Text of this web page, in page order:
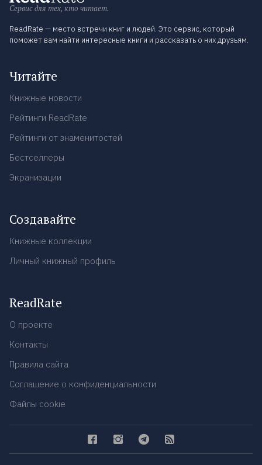
Сервис для тех, кто читает.
ReadRate — место встречи книг и людей. Это сервис, который
поможет вам найти интересные книги и рассказать о них друзьям.
Читайте
Книжные новости
Рейтинги ReadRate
Рейтинги от знаменитостей
Бестселлеры
Экранизации
Создавайте
Книжные коллекции
Личный книжный профиль
ReadRate
О проекте
Контакты
Правила сайта
Соглашение о конфиденциальности
Файлы cookie